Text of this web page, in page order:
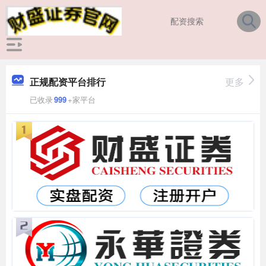
正规配资平台排行
已收录999+家平台
更多